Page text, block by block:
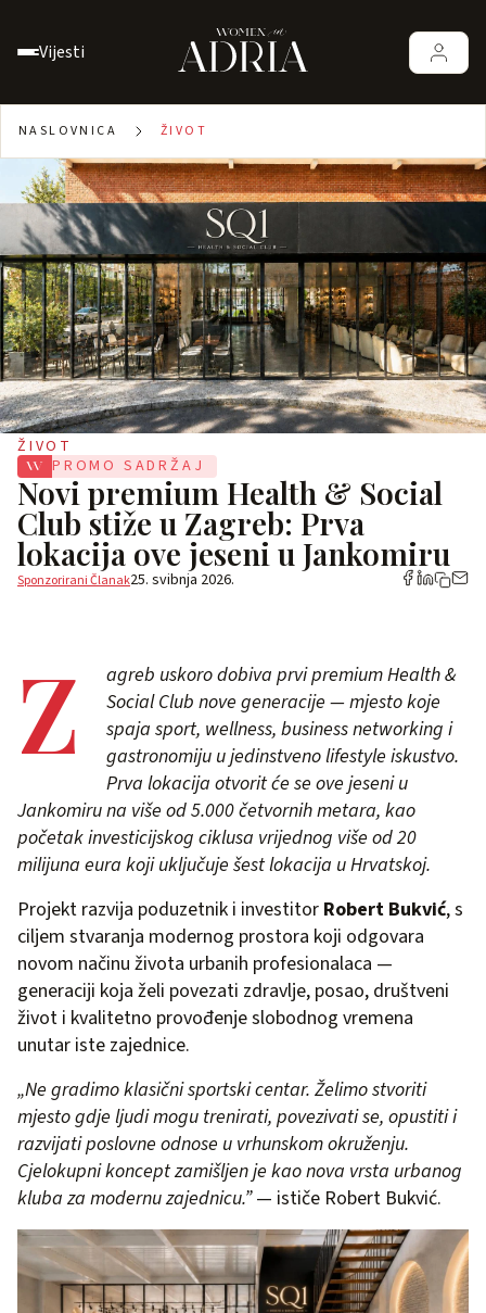
Vijesti
NASLOVNICA ŽIVOT
ŽIVOT
PROMO SADRŽAJ
Novi premium Health & Social
Club stiže u Zagreb: Prva
lokacija ove jeseni u Jankomiru
Sponzorirani Članak25. svibnja 2026.
Z
agreb uskoro dobiva prvi premium Health &
Social Club nove generacije — mjesto koje
spaja sport, wellness, business networking i
gastronomiju u jedinstveno lifestyle iskustvo.
Prva lokacija otvorit će se ove jeseni u
Jankomiru na više od 5.000 četvornih metara, kao
početak investicijskog ciklusa vrijednog više od 20
milijuna eura koji uključuje šest lokacija u Hrvatskoj.
Projekt razvija poduzetnik i investitor Robert Bukvić, s
ciljem stvaranja modernog prostora koji odgovara
novom načinu života urbanih profesionalaca —
generaciji koja želi povezati zdravlje, posao, društveni
život i kvalitetno provođenje slobodnog vremena
unutar iste zajednice.
„Ne gradimo klasični sportski centar. Želimo stvoriti
mjesto gdje ljudi mogu trenirati, povezivati se, opustiti i
razvijati poslovne odnose u vrhunskom okruženju.
Cjelokupni koncept zamišljen je kao nova vrsta urbanog
kluba za modernu zajednicu.”— ističe Robert Bukvić.